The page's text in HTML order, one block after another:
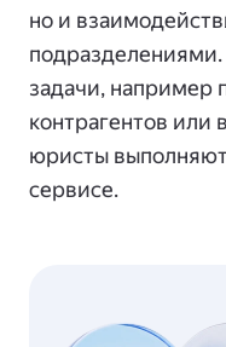
но и
задачи, например
контрагентов или
юристы
сервисе.